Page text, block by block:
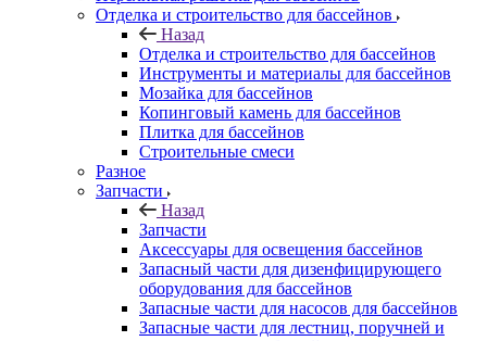
Отделка и строительство для бассейнов
Назад
Отделка и строительство для бассейнов
Инструменты и материалы для бассейнов
Мозайка для бассейнов
Копинговый камень для бассейнов
Плитка для бассейнов
Строительные смеси
Разное
Запчасти
Назад
Запчасти
Аксессуары для освещения бассейнов
Запасный части для дизенфицирующего
оборудования для бассейнов
Запасные части для насосов для бассейнов
Запасные части для лестниц, поручней и